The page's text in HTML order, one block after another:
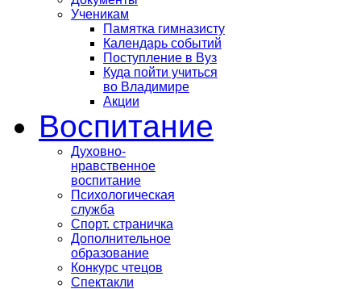
Ученикам
Памятка гимназисту
Календарь событий
Поступление в Вуз
Куда пойти учиться
во Владимире
Акции
Воспитание
Духовно-
нравственное
воспитание
Психологическая
служба
Спорт. страничка
Дополнительное
образование
Конкурс чтецов
Спектакли